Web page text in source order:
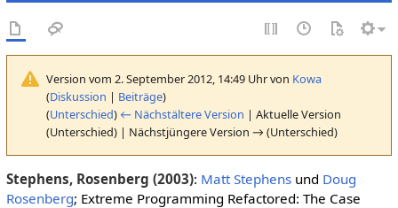
Version vom 2. September 2012, 14:49 Uhr von Kowa
(Diskussion | Beiträge)
(Unterschied) ← Nächstältere Version | Aktuelle Version
(Unterschied) | Nächstjüngere Version → (Unterschied)
Stephens, Rosenberg (2003): Matt Stephensund Doug
Rosenberg; Extreme Programming Refactored: The Case